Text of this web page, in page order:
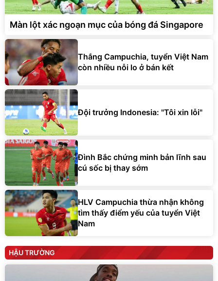
Màn lột xác ngoạn mục của bóng đá Singapore
Thắng Campuchia, tuyển Việt Nam
còn nhiều nỗi lo ở bán kết
Đội trưởng Indonesia: "Tôi xin lỗi"
Đình Bắc chứng minh bản lĩnh sau
cú sốc bị thay sớm
HLV Campuchia thừa nhận không
tìm thấy điểm yếu của tuyển Việt
Nam
HẬU TRƯỜNG